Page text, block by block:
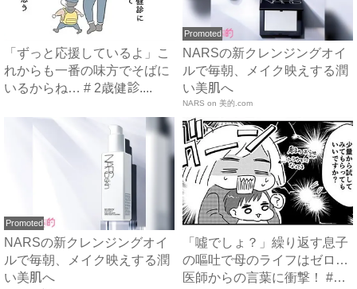
「ずっと応援しているよ」こ
れからも一番の味方でそばに
いるからね… # 2歳健診....
Promoted
NARSの新クレンジングオイ
ルで毎朝、メイク映えする潤
い美肌へ
NARS on 美的.com
Promoted
NARSの新クレンジングオイ
ルで毎朝、メイク映えする潤
い美肌へ
「噓でしょ？」繰り返す息子
の嘔吐で母のライフはゼロ…
医師からの言葉に衝撃！ #